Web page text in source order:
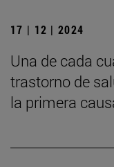
17 | 12 | 2024
Una de cada
trastorno de
la primera